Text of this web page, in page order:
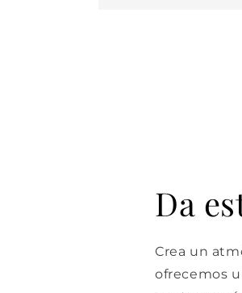
Da
Crea un
ofrecemos